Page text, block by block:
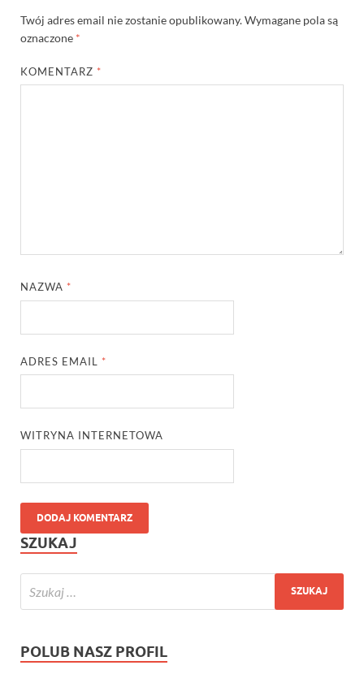
Twój adres email nie zostanie opublikowany.Wymagane pola są
oznaczone *
KOMENTARZ *
NAZWA *
ADRES EMAIL *
WITRYNA INTERNETOWA
SZUKAJ
POLUB NASZ PROFIL